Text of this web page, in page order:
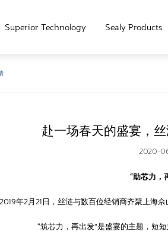
Superior Technology Sealy Products
赴一场春天的盛宴，
2020-
“助芯力，
2019年2月21日，丝涟与数百位经销商齐聚上海
“筑芯力，再出发”是盛宴的主题，短